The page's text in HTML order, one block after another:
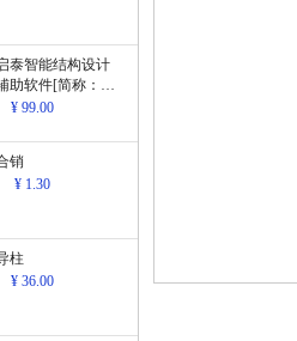
泰智能结构设计
助软件[简称：结
构设计辅助软
¥ 99.00
销
¥ 1.30
柱
¥ 36.00